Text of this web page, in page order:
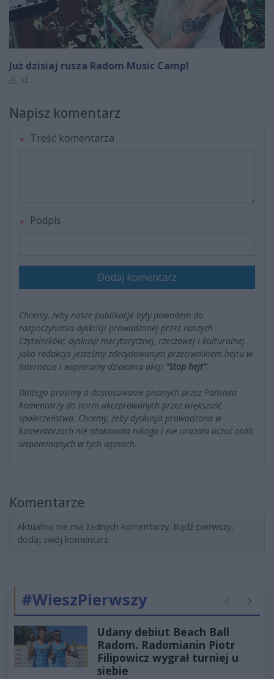
Już dzisiaj rusza Radom Music Camp!
Autor artykułu:
ct
Napisz komentarz
Treść komentarza
Podpis
Dodaj komentarz
Chcemy, żeby nasze publikacje były powodem do
rozpoczynania dyskusji prowadzonej przez naszych
Czytelników; dyskusji merytorycznej, rzeczowej i kulturalnej.
Jako redakcja jesteśmy zdecydowanym przeciwnikiem hejtu w
Internecie i wspieramy działania akcji "Stop hejt".
Dlatego prosimy o dostosowanie pisanych przez Państwa
komentarzy do norm akceptowanych przez większość
społeczeństwa. Chcemy, żeby dyskusja prowadzona w
komentarzach nie atakowała nikogo i nie urażała uczuć osób
wspominanych w tych wpisach.
Komentarze
Aktualnie nie ma żadnych komentarzy. Bądź pierwszy,
dodaj swój komentarz.
#WieszPierwszy Poprzednie
Udany debiut Beach Ball
Radom. Radomianin Piotr
Filipowicz wygrał turniej u
siebie